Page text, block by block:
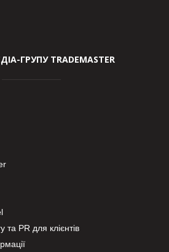
ГРУПУ TRADEMASTER
PR для клієнтів